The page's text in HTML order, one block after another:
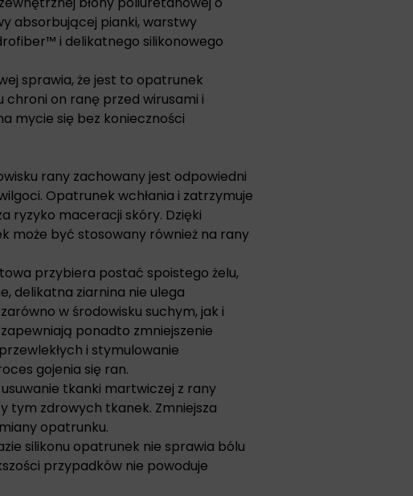
absorbującej pianki, warstwy
i delikatnego silikonowego
sprawia, że jest to opatrunek
on ranę przed wirusami i
mycie się bez konieczności
rany zachowany jest odpowiedni
Opatrunek wchłania i zatrzymuje
ryzyko maceracji skóry. Dzięki
może być stosowany również na rany
przybiera postać spoistego żelu,
delikatna ziarnina nie ulega
w środowisku suchym, jak i
ponadto zmniejszenie
i stymulowanie
gojenia się ran.
tkanki martwiczej z rany
tym zdrowych tkanek. Zmniejsza
opatrunku.
silikonu opatrunek nie sprawia bólu
przypadków nie powoduje